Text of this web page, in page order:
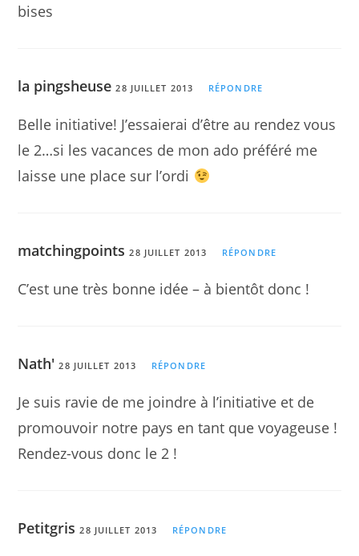
bises
la pingsheuse 28 JUILLET 2013 RÉPONDRE
Belle initiative! J’essaierai d’être au rendez vous
le 2…si les vacances de mon ado préféré me
laisse une place sur l’ordi
matchingpoints 28 JUILLET 2013 RÉPONDRE
C’est une très bonne idée – à bientôt donc !
Nath' 28 JUILLET 2013 RÉPONDRE
Je suis ravie de me joindre à l’initiative et de
promouvoir notre pays en tant que voyageuse !
Rendez-vous donc le 2 !
Petitgris 28 JUILLET 2013 RÉPONDRE